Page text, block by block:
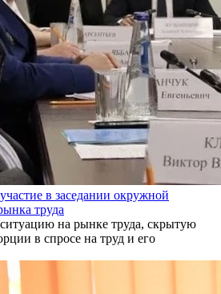
в заседании окружной
труда
на рынке труда, скрытую
в спросе на труд и его